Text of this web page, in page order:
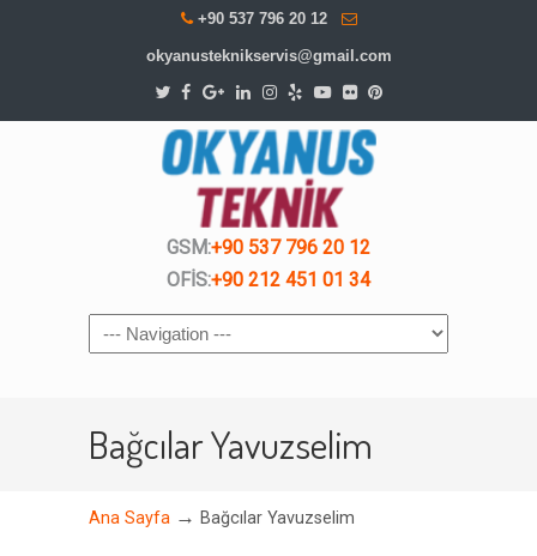
+90 537 796 20 12
okyanusteknikservis@gmail.com
GSM:+90 537 796 20 12
OFİS:+90 212 451 01 34
Navigation
Bağcılar Yavuzselim
Ana Sayfa → Bağcılar Yavuzselim